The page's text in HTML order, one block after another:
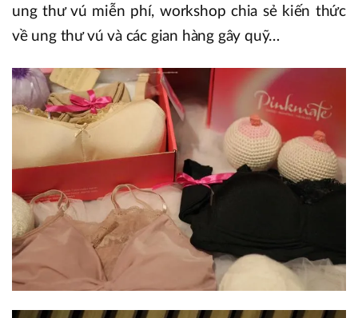
ung thư vú miễn phí, workshop chia sẻ kiến thức
về ung thư vú và các gian hàng gây quỹ…